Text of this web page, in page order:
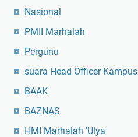
Nasional
PMII Marhalah
Pergunu
suara Head Officer Kampus
BAAK
BAZNAS
HMI Marhalah 'Ulya